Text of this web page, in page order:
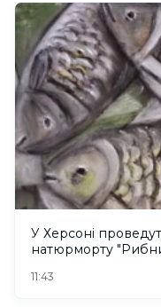
У Херсоні
натюрморту
11:43